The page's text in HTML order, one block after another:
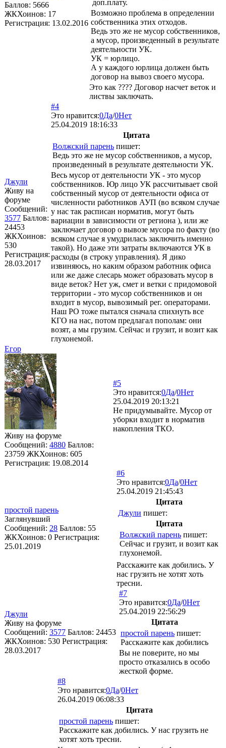
Баллов: 5666
ЖКХоинов: 17
Регистрация: 13.02.2016
доп.плату.
Возможно проблема в определении
собственника этих отходов.
Ведь это же не мусор собственников,
а мусор, произведенный в результате
деятельности УК.
УК = юрлицо.
А у каждого юрлица должен быть
договор на вывоз своего мусора.
Это как ???? Договор насчет веток и
листвы заключать.
Джули
Живу на
форуме
Сообщений:
3577 Баллов:
24453
ЖКХоинов:
530
Регистрация:
28.03.2017
#4
Это нравится:0Да/0Нет
25.04.2019 18:16:33
Цитата
Волжский парень пишет:
Ведь это же не мусор собственников, а мусор,
произведенный в результате деятельности УК.
Весь мусор от деятельности УК - это мусор
собственников. Юр лицо УК рассчитывает свой
собственный мусор от деятельности офиса от
численности работников АУП (во всяком случае
у нас так расписан норматив, могут быть
вариации в зависимости от региона ), или же
заключает договор о вывозе мусора по факту (во
всяком случае я умудрилась заключить именно
такой). Но даже эти затраты включаются УК в
расходы (в строку управления). Я дико
извиняюсь, но каким образом работник офиса
или же даже слесарь может образовать мусор в
виде веток? Нет уж, смет и ветки с придомовой
территории - это мусор собственников и он
входит в мусор, вывозимый рег. операторами.
Наш РО тоже пытался сначала спихнуть все
КГО на нас, потом предлагал пополам: они
возят, а мы грузим. Сейчас и грузит, и возит как
глухонемой.
Егор
Живу на форуме
Сообщений: 4880 Баллов:
23759 ЖКХоинов: 605
Регистрация: 19.08.2014
#5
Это нравится:0Да/0Нет
25.04.2019 20:13:21
Не придумывайте. Мусор от
уборки входит в норматив
накопления ТКО.
простой парень
Заглянувший
Сообщений: 28 Баллов: 55
ЖКХоинов: 0 Регистрация:
25.01.2019
#6
Это нравится:0Да/0Нет
25.04.2019 21:45:43
Цитата
Джули пишет:
Цитата
Волжский парень пишет:
Сейчас и грузит, и возит как
глухонемой.
Расскажите как добились. У
нас грузить не хотят хоть
тресни.
Джули
Живу на форуме
Сообщений: 3577 Баллов: 24453
ЖКХоинов: 530 Регистрация:
28.03.2017
#7
Это нравится:0Да/0Нет
25.04.2019 22:56:29
Цитата
простой парень пишет:
Расскажите как добились
Вы не поверите, но мы
просто отказались в особо
жесткой форме.
#8
Это нравится:0Да/0Нет
26.04.2019 06:08:33
Цитата
простой парень пишет:
Расскажите как добились. У нас грузить не
хотят хоть тресни.